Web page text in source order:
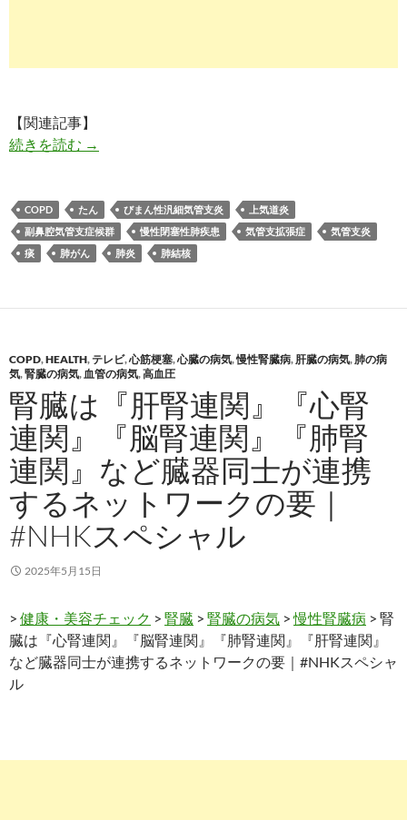
【関連記事】
続きを読む たんが出る｜痰の色（黄色・緑）や原因でどん
→
COPD たん びまん性汎細気管支炎
上気道炎
副鼻腔気管支症候群
慢性閉塞性肺疾患 気管支拡張症
気管支炎
痰
肺がん 肺炎 肺結核
COPD,HEALTH,テレビ,心筋梗塞,心臓の病気,慢性腎臓病, 肝臓の病気, 肺の病
気,腎臓の病気, 血管の病気,高血圧
腎臓は『肝腎連関』『心腎
連関』『脳腎連関』『肺腎
連関』など臓器同士が連携
するネットワークの要｜
#NHKスペシャル
2025年5月15日
> 健康・美容チェック > 腎臓 > 腎臓の病気 >慢性腎臓病 > 腎
臓は『心腎連関』『脳腎連関』『肺腎連関』『肝腎連関』
など臓器同士が連携するネットワークの要｜#NHKスペシャ
ル